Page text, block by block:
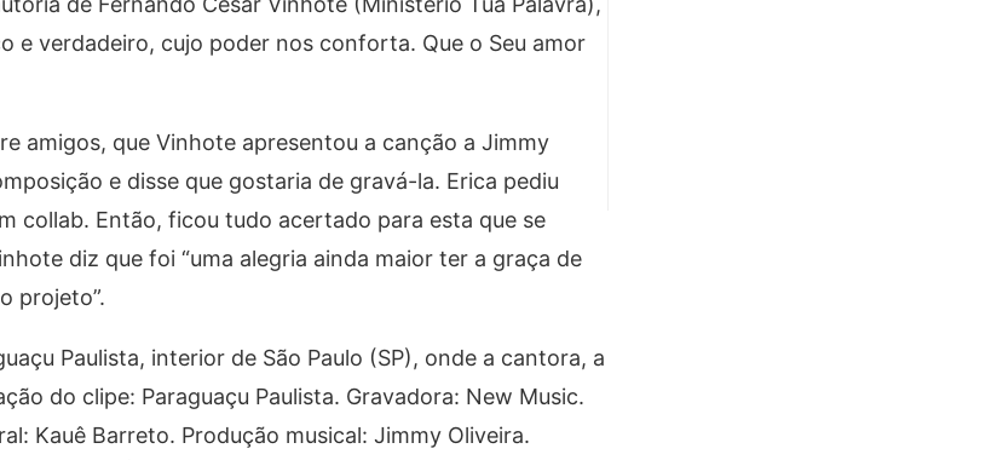
e verdadeiro, cujo poder nos conforta. Que o Seu amor
amigos, que Vinhote apresentou a canção a Jimmy
e disse que gostaria de gravá-la. Erica pediu
collab. Então, ficou tudo acertado para esta que se
diz que foi “uma alegria ainda maior ter a graça de
projeto”.
Paulista, interior de São Paulo (SP), onde a cantora, a
do clipe: Paraguaçu Paulista. Gravadora: New Music.
Kauê Barreto. Produção musical: Jimmy Oliveira.